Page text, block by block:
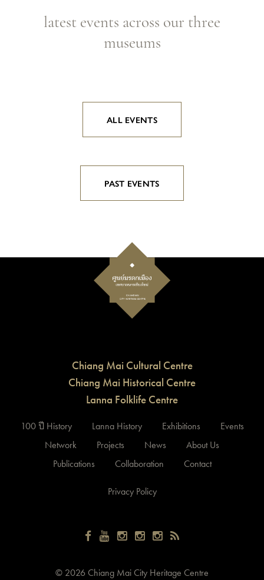
latest events across our three
museums
ALL EVENTS
PAST EVENTS
Chiang Mai Cultural Centre
Chiang Mai Historical Centre
Lanna Folklife Centre
100 ปี History Lanna History Exhibitions
Events
Network
Projects News
About Us
Publications
Collaboration Contact
Privacy Policy
© 2026 Chiang Mai City Heritage Centre